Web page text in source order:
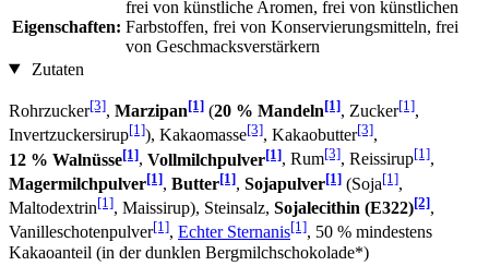
Eigenschaften:
frei von künstliche Aromen, frei von künstlichen
Farbstoffen, frei von Konservierungsmitteln, frei
von Geschmacksverstärkern
Zutaten
Rohrzucker[3], Marzipan[1] (20 % Mandeln[1], Zucker[1],
Invertzuckersirup[1]), Kakaomasse[3], Kakaobutter[3],
12 % Walnüsse[1], Vollmilchpulver[1], Rum[3], Reissirup[1],
Magermilchpulver[1], Butter[1], Sojapulver[1] (Soja[1],
Maltodextrin[1], Maissirup), Steinsalz, Sojalecithin (E322)[2],
Vanilleschotenpulver[1], Echter Sternanis[1], 50 % mindestens
Kakaoanteil (in der dunklen Bergmilchschokolade*)